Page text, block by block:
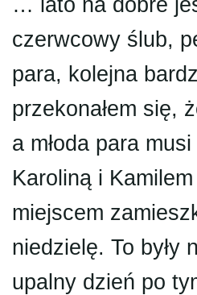
… lato na dobre
czerwcowy ślub,
para, kolejna
przekonałem się,
a młoda para
Karoliną i
miejscem
niedzielę. To były
upalny dzień po